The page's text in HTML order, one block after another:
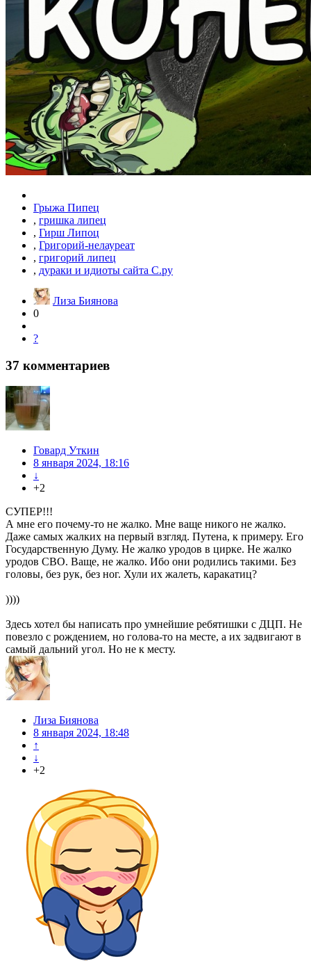
Грыжа Пипец
, гришка липец
, Гирш Липоц
, Григорий-нелауреат
, григорий липец
, дураки и идиоты сайта С.ру
Лиза Биянова
0
?
37 комментариев
Говард Уткин
8 января 2024, 18:16
↓
+2
СУПЕР!!!
А мне его почему-то не жалко. Мне ваще никого не жалко.
Даже самых жалких на первый взгляд. Путена, к примеру. Его
Государственную Думу. Не жалко уродов в цирке. Не жалко
уродов СВО. Ваще, не жалко. Ибо они родились такими. Без
головы, без рук, без ног. Хули их жалеть, каракатиц?
))))
Здесь хотел бы написать про умнейшие ребятишки с ДЦП. Не
повезло с рождением, но голова-то на месте, а их задвигают в
самый дальний угол. Но не к месту.
Лиза Биянова
8 января 2024, 18:48
↑
↓
+2